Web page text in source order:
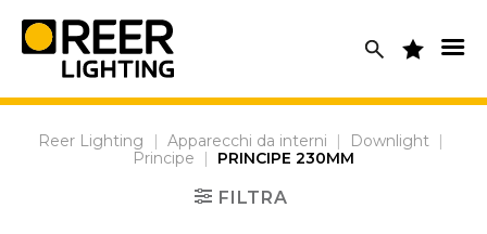
content
Reer Lighting | Apparecchi da interni | Downlight |
Principe
| PRINCIPE 230MM
FILTRA